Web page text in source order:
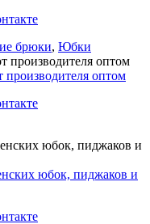
брюки, Юбки
оптом
юбок, пиджаков и